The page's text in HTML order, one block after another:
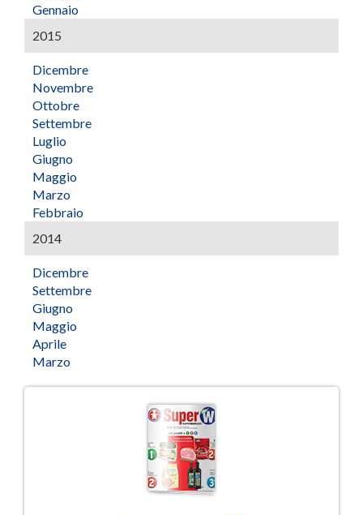
Gennaio
2015
Dicembre
Novembre
Ottobre
Settembre
Luglio
Giugno
Maggio
Marzo
Febbraio
2014
Dicembre
Settembre
Giugno
Maggio
Aprile
Marzo